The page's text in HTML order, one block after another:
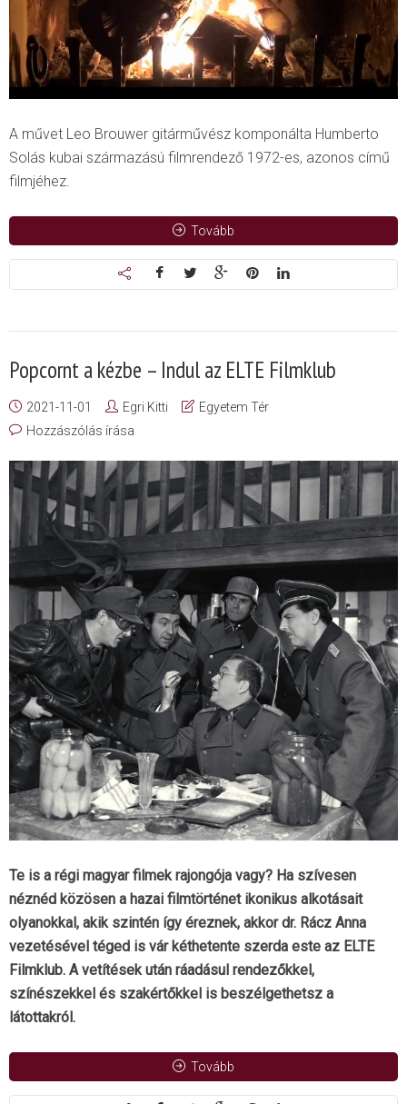
A művet Leo Brouwer gitárművész komponálta Humberto
Solás kubai származású filmrendező 1972-es, azonos című
filmjéhez.
Tovább
Popcornt a kézbe – Indul az ELTE Filmklub
2021-11-01 Egri Kitti
Egyetem Tér
Hozzászólás írása
Te is a régi magyar filmek rajongója vagy? Ha szívesen
néznéd közösen a hazai filmtörténet ikonikus alkotásait
olyanokkal, akik szintén így éreznek, akkor dr. Rácz Anna
vezetésével téged is vár kéthetente szerda este az ELTE
Filmklub. A vetítések után ráadásul rendezőkkel,
színészekkel és szakértőkkel is beszélgethetsz a
látottakról.
Tovább